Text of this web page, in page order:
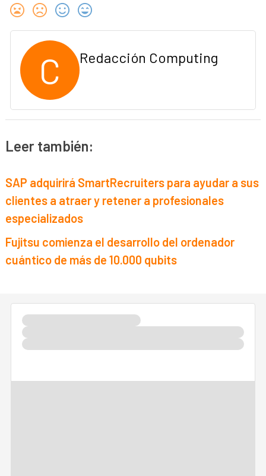
C Redacción Computing
Leer también:
SAP adquirirá SmartRecruiters para ayudar a sus
clientes a atraer y retener a profesionales
especializados
Fujitsu comienza el desarrollo del ordenador
cuántico de más de 10.000 qubits